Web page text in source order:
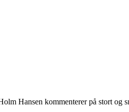
Hansen kommenterer på stort